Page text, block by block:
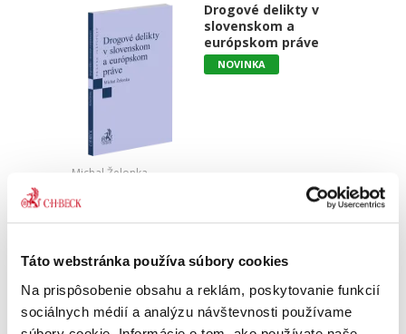
Táto webstránka používa súbory cookies
Na prispôsobenie obsahu a reklám, poskytovanie funkcií
sociálnych médií a analýzu návštevnosti používame
Drogové delikty v
slovenskom a
európskom práve
NOVINKA
Michal Želonka
18,00 €
v právnom poriadku Slovenskej republiky a
porovnáva ich s právnou úpravou iných
členských štátov Európskej únie. Autor
zohľadňuje historické aspekty,...